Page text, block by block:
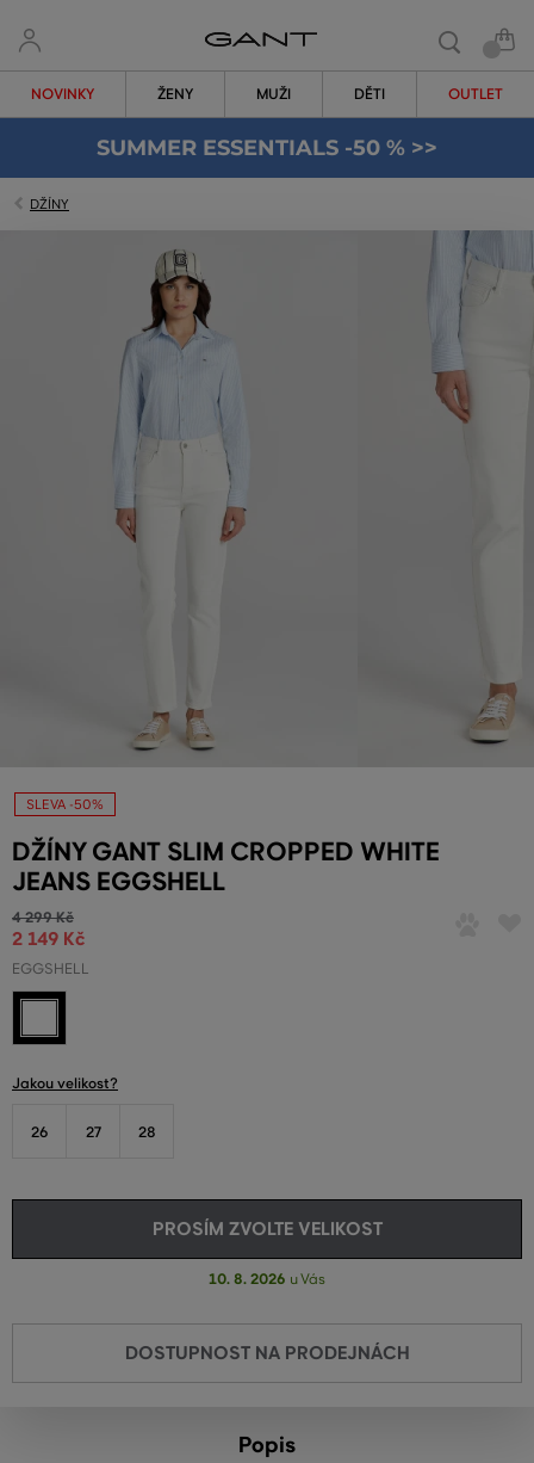
NOVINKY ŽENY MUŽI DĚTI OUTLET
SUMMER ESSENTIALS -50 % >>
DŽÍNY
SLEVA -50%
DŽÍNY GANT SLIM CROPPED WHITE
JEANS EGGSHELL
4 299 Kč
2 149 Kč
EGGSHELL
Jakou velikost?
26 27 28
PROSÍM ZVOLTE VELIKOST
10. 8. 2026 u Vás
DOSTUPNOST NA PRODEJNÁCH
Popis